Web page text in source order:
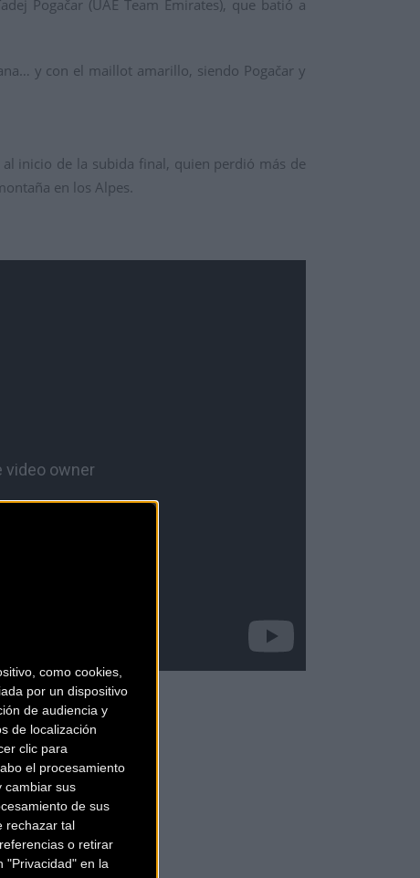
como cookies,
por un dispositivo
de audiencia y
de localización
clic para
el procesamiento
cambiar sus
de sus
rechazar tal
o retirar
"Privacidad" en la
Pogačar (UAE Team Emirates), que batió a
y con el maillot amarillo, siendo Pogačar y
al inicio de la subida final, quien perdió más de
en los Alpes.